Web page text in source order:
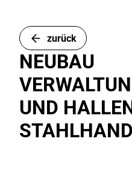
zurück
NEUBAU
UND